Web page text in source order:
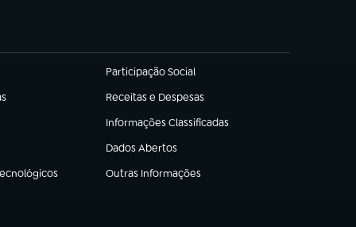
Participação Social
(abre em nova aba)
Receitas e Despesas
(abre em nova aba)
Informações Classificadas
(abre em nova aba)
Dados Abertos
(abre em nova aba)
Outras Informações
(abre em nova aba)